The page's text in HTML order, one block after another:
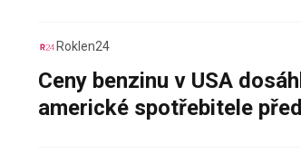
Roklen24
Ceny benzinu v USA
americké spotřebitele